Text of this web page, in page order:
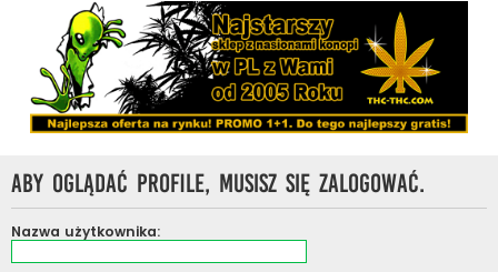
Aby oglądać profile, musisz się zalogować.
Nazwa użytkownika: